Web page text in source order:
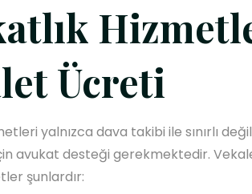
Ücreti
yalnızca dava takibi ile sınırlı
avukat desteği gerekmektedir.
şunlardır: